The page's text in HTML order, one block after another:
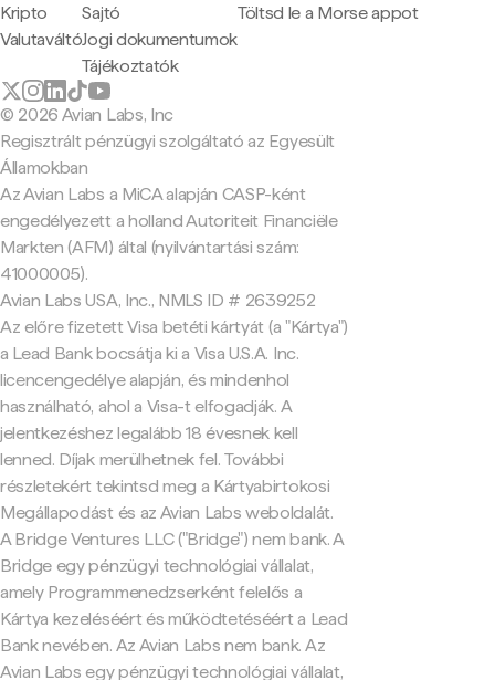
Kripto
Valutaváltó
Sajtó
Jogi dokumentumok
Tájékoztatók
Töltsd le a Morse appot
© 2026 Avian Labs, Inc
Regisztrált pénzügyi szolgáltató az Egyesült
Államokban
Az Avian Labs a MiCA alapján CASP-ként
engedélyezett a holland Autoriteit Financiële
Markten (AFM) által (nyilvántartási szám:
41000005).
Avian Labs USA, Inc., NMLS ID # 2639252
Az előre fizetett Visa betéti kártyát (a "Kártya")
a Lead Bank bocsátja ki a Visa U.S.A. Inc.
licencengedélye alapján, és mindenhol
használható, ahol a Visa-t elfogadják. A
jelentkezéshez legalább 18 évesnek kell
lenned. Díjak merülhetnek fel. További
részletekért tekintsd meg a Kártyabirtokosi
Megállapodást és az Avian Labs weboldalát.
A Bridge Ventures LLC ("Bridge") nem bank. A
Bridge egy pénzügyi technológiai vállalat,
amely Programmenedzserként felelős a
Kártya kezeléséért és működtetéséért a Lead
Bank nevében. Az Avian Labs nem bank. Az
Avian Labs egy pénzügyi technológiai vállalat,